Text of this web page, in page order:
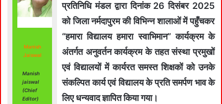
Manish
Jaiswal
Manish
jaiswal
(Chief
Editor)
प्रतिनिधि मंडल द्वारा दिनांक 26 दिसंबर 2025
को जिला नर्मदापुरम की विभिन्न शालाओं में पहुँचकर
“हमारा विद्यालय हमारा स्वाभिमान” कार्यक्रम के
अंतर्गत अनुवर्तन कार्यक्रम के तहत संस्था प्रमुखों
एवं विद्यालयों में कार्यरत समस्त शिक्षकों को उनके
संकल्पित कार्य एवं विद्यालय के प्रति समर्पण भाव के
लिए धन्यवाद ज्ञापित किया गया।